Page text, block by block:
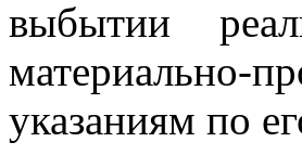
выбытии
материально-
указаниям по